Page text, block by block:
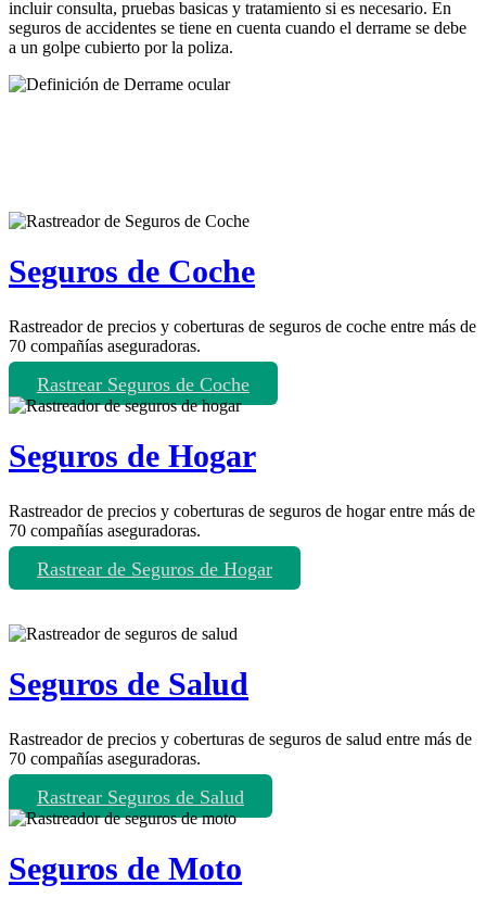
incluir consulta, pruebas basicas y tratamiento si es necesario. En
seguros de accidentes se tiene en cuenta cuando el derrame se debe
a un golpe cubierto por la poliza.
Seguros de Coche
Rastreador de precios y coberturas de seguros de coche entre más de
70 compañías aseguradoras.
Rastrear Seguros de Coche
Seguros de Hogar
Rastreador de precios y coberturas de seguros de hogar entre más de
70 compañías aseguradoras.
Rastrear de Seguros de Hogar
Seguros de Salud
Rastreador de precios y coberturas de seguros de salud entre más de
70 compañías aseguradoras.
Rastrear Seguros de Salud
Seguros de Moto